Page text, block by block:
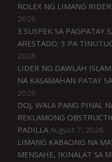
ROLEX NG LIMANG
2026
3 SUSPEK SA PAGPATAY
ARESTADO; 3 PA
2026
LIDER NG DAWLAH
NA KASAMAHAN PATAY
2026
DOJ, WALA PANG PINAL
REKLAMONG
PADILLA August 7, 2026
LIMANG KABAONG NA
MENSAHE, IKINALAT SA